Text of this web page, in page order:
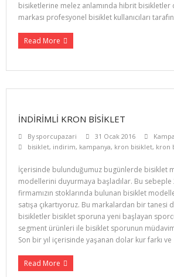
bisiketlerine melez anlamında hibrit bisikletler
markası profesyonel bisiklet kullanıcıları
Read More
İNDIRIMLI KRON BISIKLET
Bysporcupazari 31 Ocak 2016
bisiklet, indirim, kampanya, kron bisiklet, kron
İçerisinde bulunduğumuz bugünlerde bisiklet
modellerini duyurmaya başladılar. Bu sebeple
firmamızın stoklarında bulunan bisiklet
satışa çıkartıyoruz. Bu markalardan bir tanesi
bisikletler bisiklet sporuna yeni başlayan
segment ürünleri ile bisiklet sporunun
Son bir yıl içerisinde yaşanan dolar kur farkı ve
Read More